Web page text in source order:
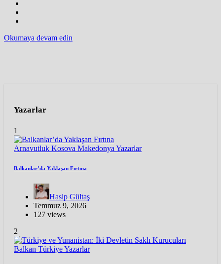
Okumaya devam edin
Yazarlar
1
Arnavutluk Kosova Makedonya Yazarlar
Balkanlar’da Yaklaşan Fırtına
Hasip Gültaş
Temmuz 9, 2026
127 views
2
Balkan TürkiyeYazarlar